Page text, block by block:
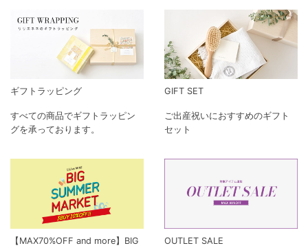
ギフトラッピング
すべての商品でギフトラッピン
グを承っております。
GIFT SET
ご出産祝いにおすすめのギフト
セット
【MAX70%OFF and more】BIG
OUTLET SALE